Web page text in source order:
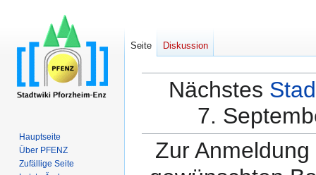
Nächstes
7.
Zur
Seite Diskussion
Hauptseite
Über PFENZ
Zufällige Seite